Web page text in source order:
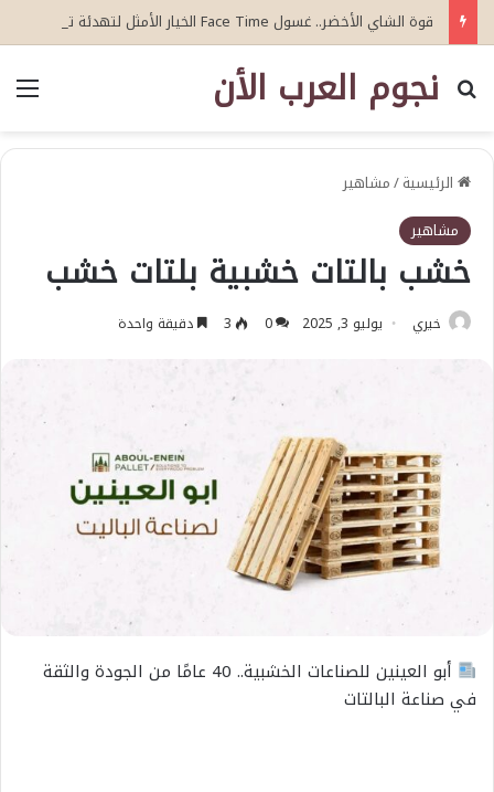
نجوم العرب الأن
بحث عن
الرئيسية/مشاهير
مشاهير
خشب بالتات خشبية بلتات خشب
خيري يوليو 3, 2025 0
3 دقيقة واحدة
أبو العينين للصناعات الخشبية.. 40 عامًا من الجودة والثقة
في صناعة البالتات